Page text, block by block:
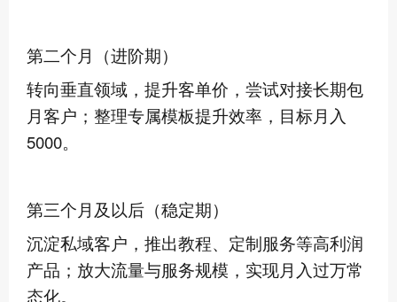
第二个月（进阶期）
转向垂直领域，提升客单价，尝试对接长期包
月客户；整理专属模板提升效率，目标月入
5000。
第三个月及以后（稳定期）
沉淀私域客户，推出教程、定制服务等高利润
产品；放大流量与服务规模，实现月入过万常
态化。